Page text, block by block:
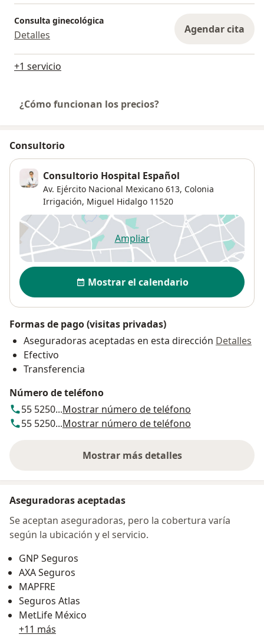
Consulta ginecológica
Detalles Agendar cita
+1 servicio
¿Cómo funcionan los precios?
Consultorio
Consultorio Hospital Español
Av. Ejército Nacional Mexicano 613, Colonia
Irrigación, Miguel Hidalgo 11520
Ampliarse abre en una nueva
Disponibilidad
Mostrar el calendario
Formas de pago (visitas privadas)
Aseguradoras aceptadas en esta dirección Detalles
Efectivo
Transferencia
Número de teléfono
55 5250...Mostrar número de teléfono
55 5250...Mostrar número de teléfono
Mostrar más detalles
sobre la dirección
Aseguradoras aceptadas
Se aceptan aseguradoras, pero la cobertura varía
según la ubicación y el servicio.
GNP Seguros
AXA Seguros
MAPFRE
Seguros Atlas
MetLife México
+11 más